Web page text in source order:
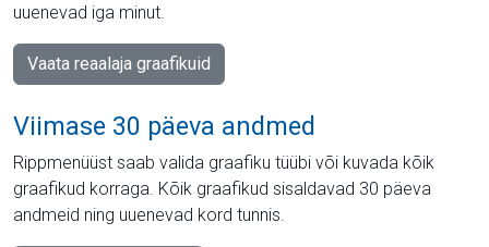
uuenevad iga minut.
Vaata reaalaja graafikuid
Viimase 30 päeva andmed
Rippmenüüst saab valida graafiku tüübi või kuvada kõik
graafikud korraga. Kõik graafikud sisaldavad 30 päeva
andmeid ning uuenevad kord tunnis.